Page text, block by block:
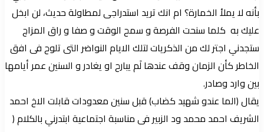
بأنه لا يملأ الخمارة؟ ام انك تريد استدراجى لمطاولة حديث، لن ابخل
عليك به كلما سنحت الفرصة و سمح الوقت و صفا و راق المزاج
ستجدني اجتر لك من الذكريات لتلك الايام النواضر التى تلوح فى افق
الخاطر كأن الزمان وقف عندها لَم يبارح او يغادر و السنين عمر أيامها
بين وارد وصادر.
يقال (الما عندو شهيد كضاب) قبل سنين معدودات قابلت الاخ احمد
الشريف احمد محمد ود الزبير فى مناسبة اجتماعية ابتدرني بالكلام (